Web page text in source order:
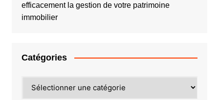
efficacement la gestion de votre patrimoine
immobilier
Catégories